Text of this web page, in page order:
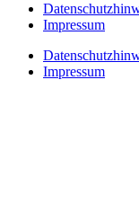
Impressum
Impressum